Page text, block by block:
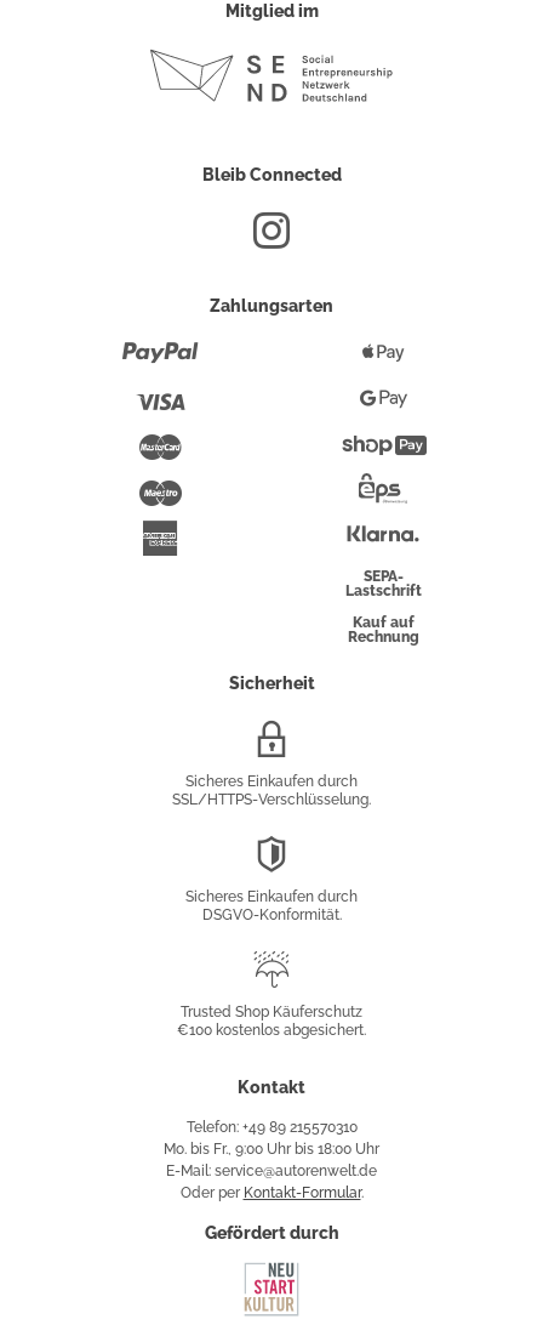
Mitglied im
Bleib Connected
Zahlungsarten
Maestro
Pay
Google
Pay
Überweisung
SEPA-
Lastschrift
Kauf auf
Rechnung
Sicherheit
Sicheres Einkaufen durch
SSL/HTTPS-Verschlüsselung.
Sicheres Einkaufen durch
DSGVO-Konformität.
Käuferschutz
Trusted Shop Käuferschutz
€100 kostenlos abgesichert.
Kontakt
Telefon: +49 89 215570310
Mo. bis Fr., 9:00 Uhr bis 18:00 Uhr
E-Mail: service@autorenwelt.de
Oder per Kontakt-Formular.
Gefördert durch